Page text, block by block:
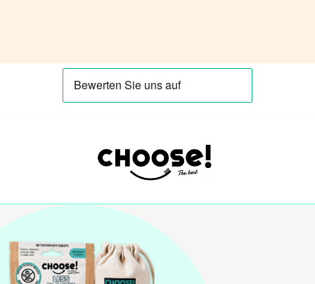
Zahnpastatabletten
Bambus Zahnbürste
Zakelijk Aanbod (B2B)